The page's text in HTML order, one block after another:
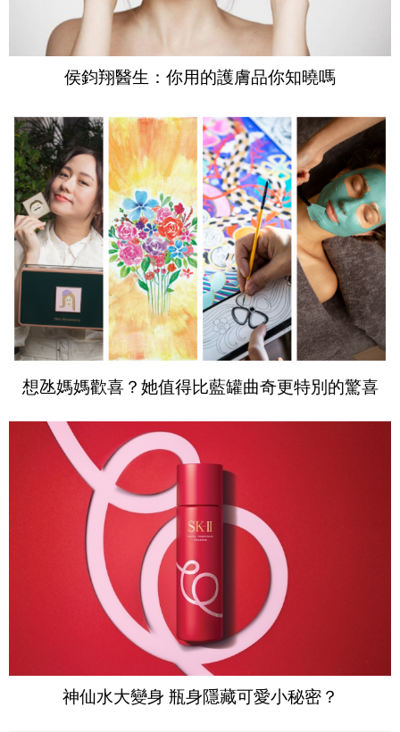
侯鈞翔醫生：你用的護膚品你知曉嗎
想氹媽媽歡喜？她值得比藍罐曲奇更特別的驚喜
神仙水大變身 瓶身隱藏可愛小秘密？